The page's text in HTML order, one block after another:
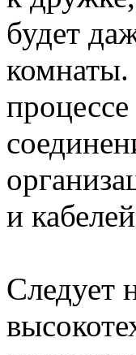
будет
и
Следует